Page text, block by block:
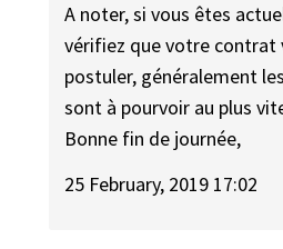
A noter, si vous êtes
vérifiez que votre contrat
postuler, généralement
sont à pourvoir au plus
Bonne fin de journée,
25 February, 2019 17:02